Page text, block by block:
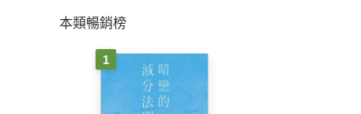
本類暢銷榜
1